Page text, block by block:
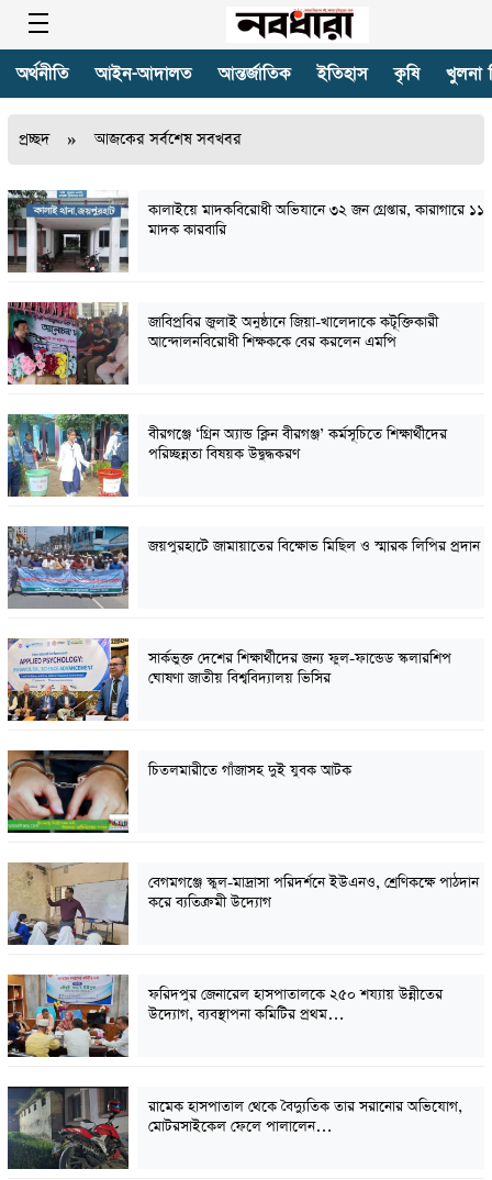
অর্থনীতি আইন-আদালত আন্তর্জাতিক ইতিহাস কৃষি খুলনা
প্রচ্ছদ » আজকের সর্বশেষ সবখবর
কালাইয়ে মাদকবিরোধী অভিযানে ৩২ জন গ্রেপ্তার, কারাগারে ১১
মাদক কারবারি
জাবিপ্রবির জুলাই অনুষ্ঠানে জিয়া-খালেদাকে কটূক্তিকারী
আন্দোলনবিরোধী শিক্ষককে বের করলেন এমপি
বীরগঞ্জে ‘গ্রিন অ্যান্ড ক্লিন বীরগঞ্জ’ কর্মসূচিতে শিক্ষার্থীদের
পরিচ্ছন্নতা বিষয়ক উদ্বুদ্ধকরণ
জয়পুরহাটে জামায়াতের বিক্ষোভ মিছিল ও স্মারক লিপির প্রদান
সার্কভুক্ত দেশের শিক্ষার্থীদের জন্য ফুল-ফান্ডেড স্কলারশিপ
ঘোষণা জাতীয় বিশ্ববিদ্যালয় ভিসির
চিতলমারীতে গাঁজাসহ দুই যুবক আটক
বেগমগঞ্জে স্কুল-মাদ্রাসা পরিদর্শনে ইউএনও, শ্রেণিকক্ষে পাঠদান
করে ব্যতিক্রমী উদ্যোগ
ফরিদপুর জেনারেল হাসপাতালকে ২৫০ শয্যায় উন্নীতের
উদ্যোগ, ব্যবস্থাপনা কমিটির প্রথম…
রামেক হাসপাতাল থেকে বৈদ্যুতিক তার সরানোর অভিযোগ,
মোটরসাইকেল ফেলে পালালেন…